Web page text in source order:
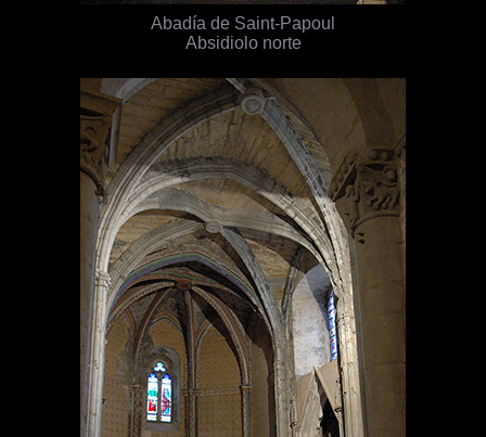
Abadía de Saint-Papoul
Absidiolo norte